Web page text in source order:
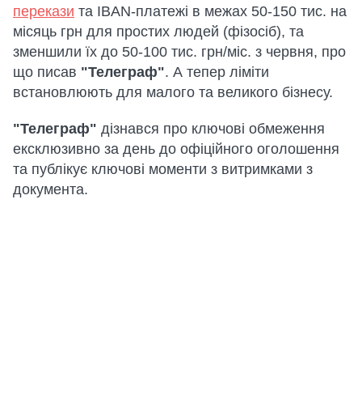
перекази та IBAN-платежі в межах 50-150 тис. на
місяць грн для простих людей (фізосіб), та
зменшили їх до 50-100 тис. грн/міс. з червня, про
що писав "Телеграф". А тепер ліміти
встановлюють для малого та великого бізнесу.
"Телеграф" дізнався про ключові обмеження
ексклюзивно за день до офіційного оголошення
та публікує ключові моменти з витримками з
документа.